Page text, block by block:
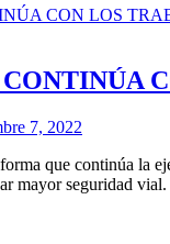
7, 2022
que continúa la
mayor seguridad